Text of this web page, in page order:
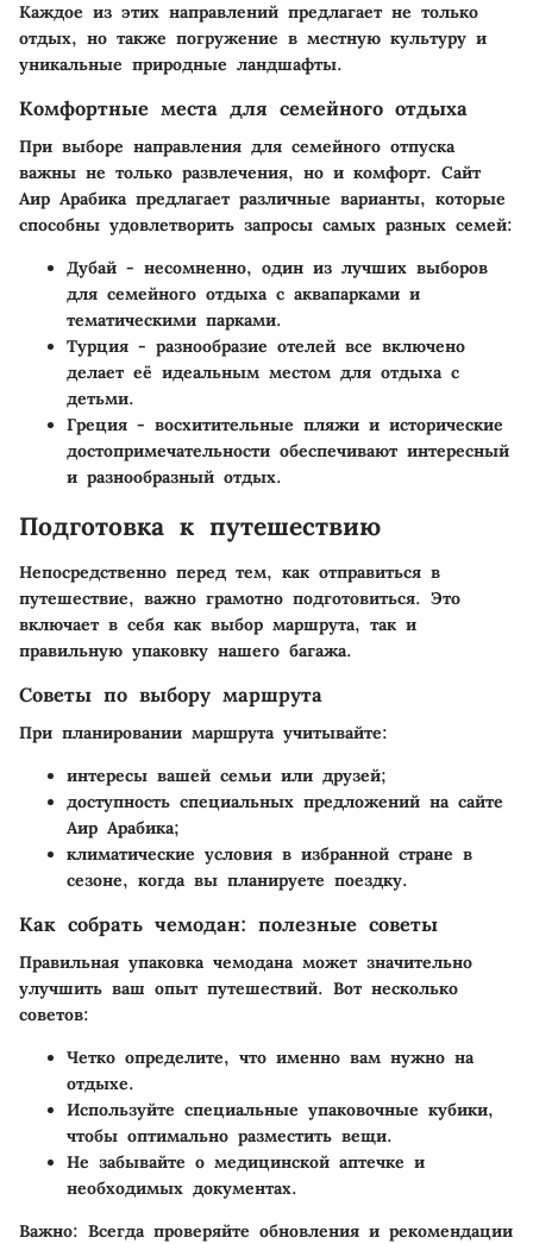
Каждое из этих направлений предлагает не только
отдых, но также погружение в местную культуру и
уникальные природные ландшафты.
Комфортные места для семейного отдыха
При выборе направления для семейного отпуска
важны не только развлечения, но и комфорт. Сайт
Аир Арабикапредлагает различные варианты, которые
способны удовлетворить запросы самых разных семей:
Дубай - несомненно, один из лучших выборов
для семейного отдыха с аквапарками и
тематическими парками.
Турция - разнообразие отелей все включено
делает её идеальным местом для отдыха с
детьми.
Греция - восхитительные пляжи и исторические
достопримечательности обеспечивают интересный
и разнообразный отдых.
Подготовка к путешествию
Непосредственно перед тем, как отправиться в
путешествие, важно грамотно подготовиться. Это
включает в себя как выбор маршрута, так и
правильную упаковку нашего багажа.
Советы по выбору маршрута
При планировании маршрута учитывайте:
интересы вашей семьи или друзей;
доступность специальных предложений на сайте
Аир Арабика;
климатические условия в избранной стране в
сезоне, когда вы планируете поездку.
Как собрать чемодан: полезные советы
Правильная упаковка чемодана может значительно
улучшить ваш опыт путешествий. Вот несколько
советов:
Четко определите, что именно вам нужно на
отдыхе.
Используйте специальные упаковочные кубики,
чтобы оптимально разместить вещи.
Не забывайте о медицинской аптечке и
необходимых документах.
Важно: Всегда проверяйте обновления и рекомендации